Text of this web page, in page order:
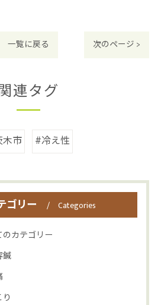
一覧に戻る 次のページ >
連タグ
市 #冷え性
ゴリー Categories
のカテゴリー
鍼